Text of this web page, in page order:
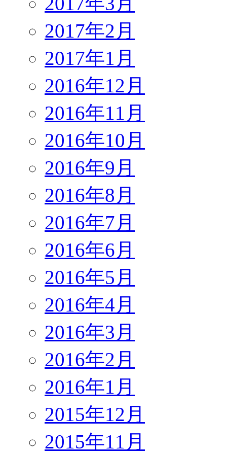
2017年2月
2017年1月
2016年12月
2016年11月
2016年10月
2016年9月
2016年8月
2016年7月
2016年6月
2016年5月
2016年4月
2016年3月
2016年2月
2016年1月
2015年12月
2015年11月